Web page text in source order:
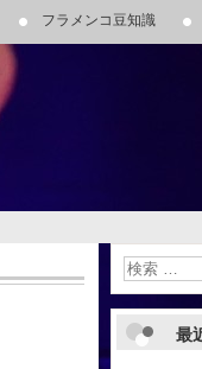
どの勧誘電話、FAXはお断りし
一宮市朝日１－５－６（本部
フラメンコ豆知識
最